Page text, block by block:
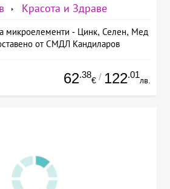
Красота и Здраве
микроелементи - Цинк, Селен, Мед
от СМДЛ Кандиларов
62.38
€ / 122.01
лв.